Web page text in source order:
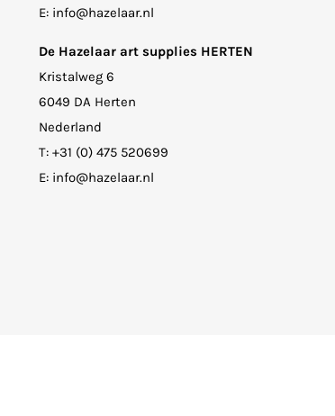
E: info@hazelaar.nl
De Hazelaar art supplies HERTEN
Kristalweg 6
6049 DA Herten
Nederland
T: +31 (0) 475 520699
E: info@hazelaar.nl